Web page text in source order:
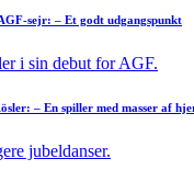
sejr: – Et godt udgangspunkt
– En spiller med masser af